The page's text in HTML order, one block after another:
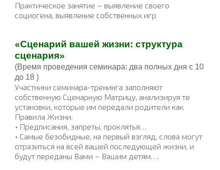
Практическое занятие – выявление своего
социогена, выявление собственных игр
«Сценарий вашей жизни: структура
сценария»
(Время проведения семинара: два полных дня с 10
до 18 )
Участники семинара-тренинга заполняют
собственную Сценарную Матрицу, анализируя те
установки, которые им передали родители как
Правила Жизни.
• Предписания, запреты, проклятья…
• Самые безобидные, на первый взгляд, слова могут
отразиться на всей вашей последующей жизни, и
будут переданы Вами – Вашим детям….